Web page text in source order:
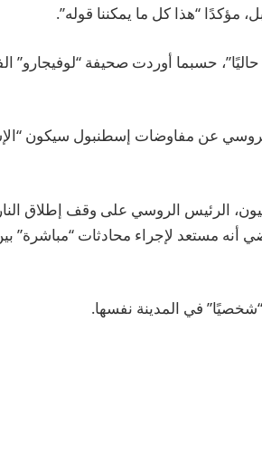
مؤكدًا “هذا كل ما يمكننا قوله”.
حاليًا”، حسبما أوردت صحيفة “لوفيجارو”
عن مفاوضات إسطنبول سيكون
الماضي أنه مستعد لإجراء محادثات
في المدينة نفسها.